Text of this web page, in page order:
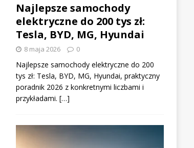
Najlepsze samochody
elektryczne do 200 tys zł:
Tesla, BYD, MG, Hyundai
8 maja 2026 0
Najlepsze samochody elektryczne do 200
tys zł: Tesla, BYD, MG, Hyundai, praktyczny
poradnik 2026 z konkretnymi liczbami i
przykładami. […]